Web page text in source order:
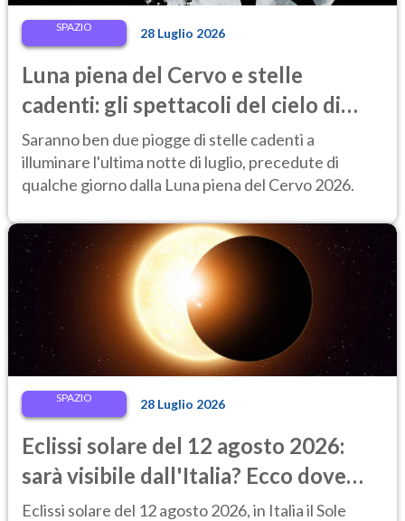
SPAZIO 28 Luglio 2026
Luna piena del Cervo e stelle
cadenti: gli spettacoli del cielo di
fine luglio 2026 da non perdere
Saranno ben due piogge di stelle cadenti a
illuminare l'ultima notte di luglio, precedute di
qualche giorno dalla Luna piena del Cervo 2026.
SPAZIO 28 Luglio 2026
Eclissi solare del 12 agosto 2026:
sarà visibile dall'Italia? Ecco dove
ammirarla al tramonto
Eclissi solare del 12 agosto 2026, in Italia il Sole